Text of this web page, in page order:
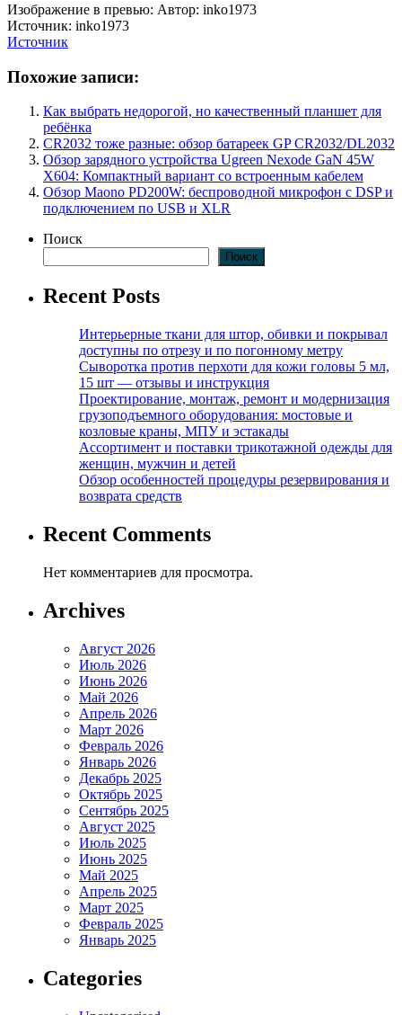
Изображение в превью: Автор: inko1973
Источник: inko1973
Источник
Похожие записи:
Как выбрать недорогой, но качественный планшет для
ребёнка
CR2032 тоже разные: обзор батареек GP CR2032/DL2032
Обзор зарядного устройства Ugreen Nexode GaN 45W
X604: Компактный вариант со встроенным кабелем
Обзор Maono PD200W: беспроводной микрофон с DSP и
подключением по USB и XLR
Поиск
Поиск
Recent Posts
Интерьерные ткани для штор, обивки и покрывал
доступны по отрезу и по погонному метру
Сыворотка против перхоти для кожи головы 5 мл,
15 шт — отзывы и инструкция
Проектирование, монтаж, ремонт и модернизация
грузоподъемного оборудования: мостовые и
козловые краны, МПУ и эстакады
Ассортимент и поставки трикотажной одежды для
женщин, мужчин и детей
Обзор особенностей процедуры резервирования и
возврата средств
Recent Comments
Нет комментариев для просмотра.
Archives
Август 2026
Июль 2026
Июнь 2026
Май 2026
Апрель 2026
Март 2026
Февраль 2026
Январь 2026
Декабрь 2025
Октябрь 2025
Сентябрь 2025
Август 2025
Июль 2025
Июнь 2025
Май 2025
Апрель 2025
Март 2025
Февраль 2025
Январь 2025
Categories